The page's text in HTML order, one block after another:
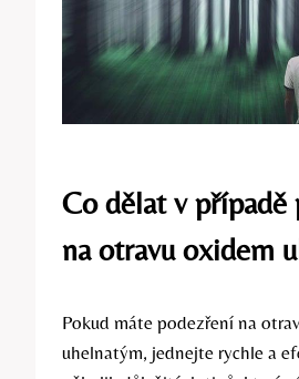
Co dělat v případě
na otravu oxidem
Pokud máte podezření na
uhelnatým, jednejte rychle a